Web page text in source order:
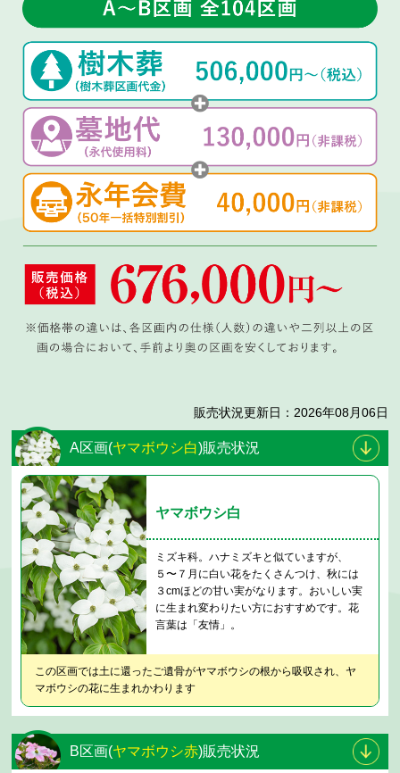
販売状況更新日：2026年08月06日
A区画(ヤマボウシ白)販売状況
ヤマボウシ白
ミズキ科。ハナミズキと似ていますが、
５〜７月に白い花をたくさんつけ、秋には
３cmほどの甘い実がなります。おいしい実
に生まれ変わりたい方におすすめです。花
言葉は「友情」。
この区画では土に還ったご遺骨がヤマボウシの根から吸収され、ヤ
マボウシの花に生まれかわります
B区画(ヤマボウシ赤)販売状況